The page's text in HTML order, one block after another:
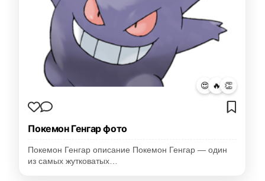
😍 🔥 👏
Покемон Генгар фото
Покемон Генгар описание Покемон Генгар — один
из самых жутковатых…